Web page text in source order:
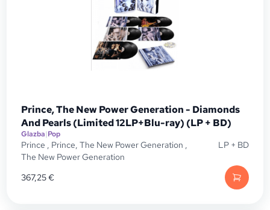
Prince, The New Power Generation - Diamonds
And Pearls (Limited 12LP+Blu-ray) (LP + BD)
Glazba|Pop
Prince , Prince, The New Power Generation ,
The New Power Generation
LP + BD
367,25€